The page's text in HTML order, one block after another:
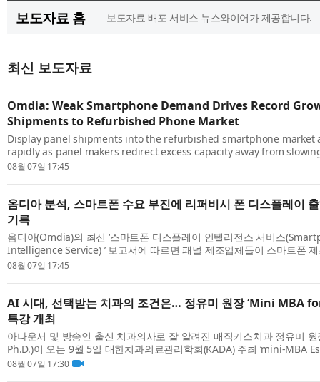
보도자료 홈 보도자료 배포 서비스 뉴스와이어가 제공합니다.
최신 보도자료
Omdia: Weak Smartphone Demand Drives Record
Shipments to Refurbished Phone Market
Display panel shipments into the refurbished smartphone market
rapidly as panel makers redirect excess capacity away from
smartphone manufacturers, according to Omdia’s latest
08월 07일 17:45
옴디아 분석, 스마트폰 수요 부진에 리퍼비시 폰 디스플레이
기록
옴디아(Omdia)의 최신 ‘스마트폰 디스플레이 인텔리전스 서비스
Intelligence Service) ’ 보고서에 따르면 패널 제조업체들이 스마트폰
따른 잉여 생산 능력을 리퍼비시 스마트폰 시장으로 돌리면서 관련 디
08월 07일 17:45
AI 시대, 선택받는 치과의 조건은… 정유미 원장 ‘Mini MBA
특강 개최
아나운서 및 방송인 출신 치과의사로 잘 알려진 매직키스치과 정유미
Ph.D.)이 오는 9월 5일 대한치과의료관리학회(KADA) 주최 ‘mini-MBA
Dentists’에서 단독 연자로 나선다. 이번 특강은 ‘왜 어떤 치과는 선택받
08월 07일 17:30